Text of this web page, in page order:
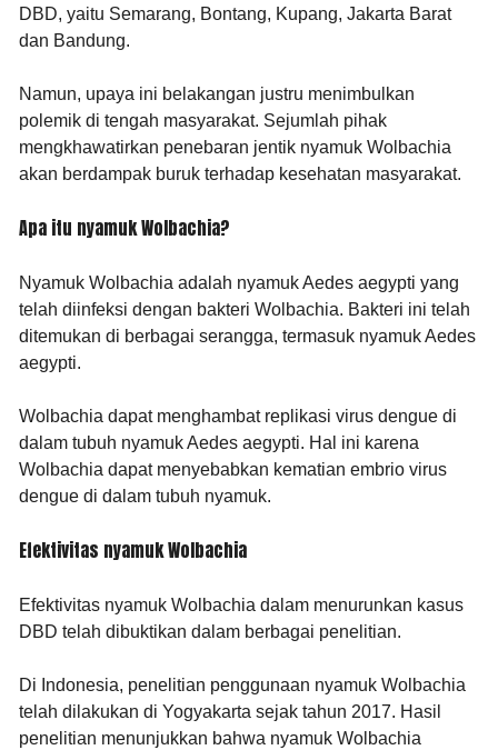
DBD, yaitu Semarang, Bontang, Kupang, Jakarta Barat
dan Bandung.
Namun, upaya ini belakangan justru menimbulkan
polemik di tengah masyarakat. Sejumlah pihak
mengkhawatirkan penebaran jentik nyamuk Wolbachia
akan berdampak buruk terhadap kesehatan masyarakat.
Apa itu nyamuk Wolbachia?
Nyamuk Wolbachia adalah nyamuk Aedes aegypti yang
telah diinfeksi dengan bakteri Wolbachia. Bakteri ini telah
ditemukan di berbagai serangga, termasuk nyamuk Aedes
aegypti.
Wolbachia dapat menghambat replikasi virus dengue di
dalam tubuh nyamuk Aedes aegypti. Hal ini karena
Wolbachia dapat menyebabkan kematian embrio virus
dengue di dalam tubuh nyamuk.
Efektivitas nyamuk Wolbachia
Efektivitas nyamuk Wolbachia dalam menurunkan kasus
DBD telah dibuktikan dalam berbagai penelitian.
Di Indonesia, penelitian penggunaan nyamuk Wolbachia
telah dilakukan di Yogyakarta sejak tahun 2017. Hasil
penelitian menunjukkan bahwa nyamuk Wolbachia